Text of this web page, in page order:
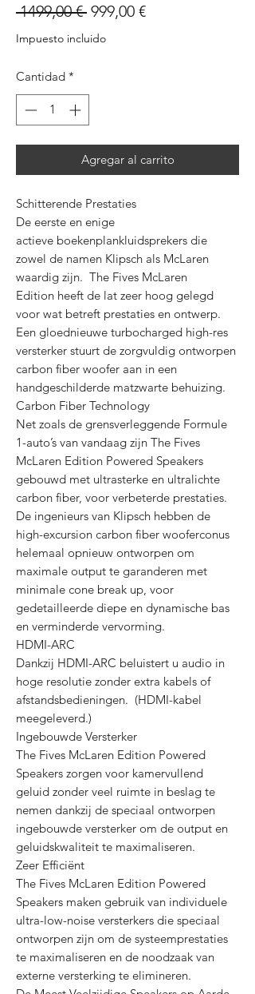
1499,00 € Precio
999,00 €Precio
Impuesto incluido
Cantidad *
Agregar al carrito
Schitterende Prestaties
De eerste en enige
actieve boekenplankluidsprekers die
zowel de namen Klipsch als McLaren
waardig zijn. The Fives McLaren
Edition heeft de lat zeer hoog gelegd
voor wat betreft prestaties en ontwerp.
Een gloednieuwe turbocharged high-res
versterker stuurt de zorgvuldig ontworpen
carbon fiber woofer aan in een
handgeschilderde matzwarte behuizing.
Carbon Fiber Technology
Net zoals de grensverleggende Formule
1-auto’s van vandaag zijn The Fives
McLaren Edition Powered Speakers
gebouwd met ultrasterke en ultralichte
carbon fiber, voor verbeterde prestaties.
De ingenieurs van Klipsch hebben de
high-excursion carbon fiber wooferconus
helemaal opnieuw ontworpen om
maximale output te garanderen met
minimale cone break up, voor
gedetailleerde diepe en dynamische bas
en verminderde vervorming.
HDMI-ARC
Dankzij HDMI-ARC beluistert u audio in
hoge resolutie zonder extra kabels of
afstandsbedieningen. (HDMI-kabel
meegeleverd.)
Ingebouwde Versterker
The Fives McLaren Edition Powered
Speakers zorgen voor kamervullend
geluid zonder veel ruimte in beslag te
nemen dankzij de speciaal ontworpen
ingebouwde versterker om de output en
geluidskwaliteit te maximaliseren.
Zeer Efficiënt
The Fives McLaren Edition Powered
Speakers maken gebruik van individuele
ultra-low-noise versterkers die speciaal
ontworpen zijn om de systeemprestaties
te maximaliseren en de noodzaak van
externe versterking te elimineren.